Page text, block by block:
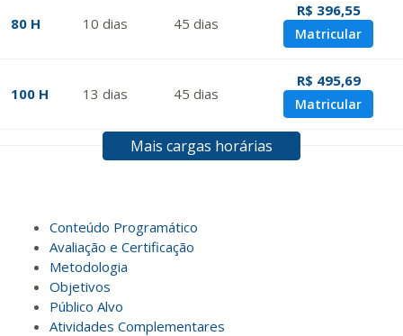
80 H 10 dias 45 dias
R$ 396,55
Matricular
100 H 13 dias 45 dias
R$ 495,69
Matricular
dias 60dias
140 H 18dias 60dias
160 H 20dias
Mais cargas horárias
Conteúdo Programático
Avaliação e Certificação
Metodologia
Objetivos
Público Alvo
Atividades Complementares